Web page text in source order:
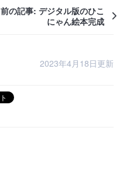
前の記事: デジタル版のひこ
にゃん絵本完成
2023年4月18日更新